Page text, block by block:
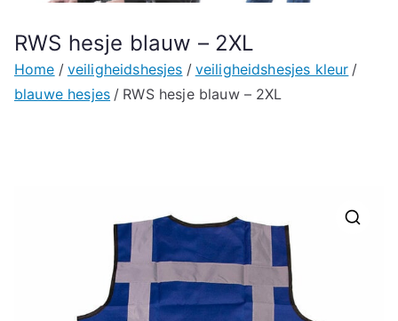
RWS hesje blauw – 2XL
Home veiligheidshesjes
veiligheidshesjes kleur
blauwe hesjes
RWS hesje blauw – 2XL